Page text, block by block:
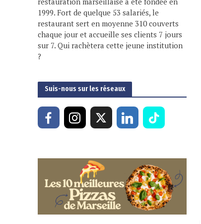
1999. Fort de quelque 53 salariés, le
restaurant sert en moyenne 310 couverts
chaque jour et accueille ses clients 7 jours
sur 7. Qui rachètera cette jeune institution
?
Suis-nous sur les réseaux